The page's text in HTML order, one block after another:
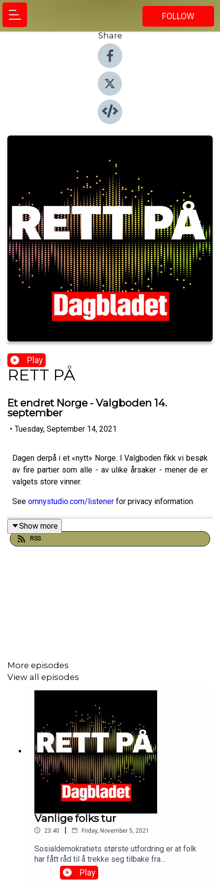
FOLLOW
Share
Play
RETT PÅ
Et endret Norge - Valgboden 14.
september
• Tuesday, September 14, 2021
Dagen derpå i et «nytt» Norge. I Valgboden fikk vi besøk
av fire partier som alle - av ulike årsaker - mener de er
valgets store vinner.
See omnystudio.com/listener for privacy information.
Show more
RSS
More episodes
View all episodes
Vanlige folks tur
23:40 | Friday, November 5, 2021
Sosialdemokratiets største utfordring er at folk
har fått råd til å trekke seg tilbake fra
fellesskapet, sa Martin Kolberg på boklansering
denne uka. Men nå er det vanlige folks tur, skal vi
Play